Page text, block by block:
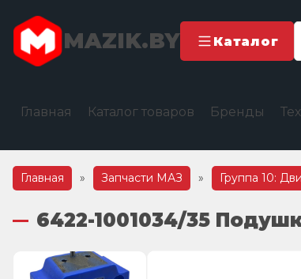
MAZIK.BY Каталог
Главная Каталог товаров Бренды
Главная » Запчасти МАЗ » Группа 10:
6422-1001034/35